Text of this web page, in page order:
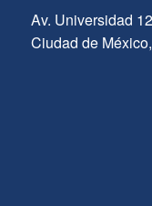
Av. Universidad
Ciudad de